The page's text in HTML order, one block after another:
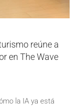
reúne a
en The Wave
la IA ya está